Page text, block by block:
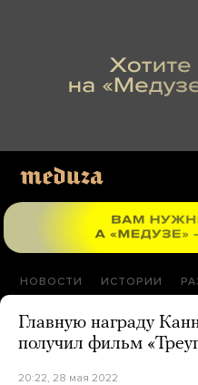
НОВОСТИ ИСТОРИИ
Главную награду
получил фильм
20:22, 28 мая 2022